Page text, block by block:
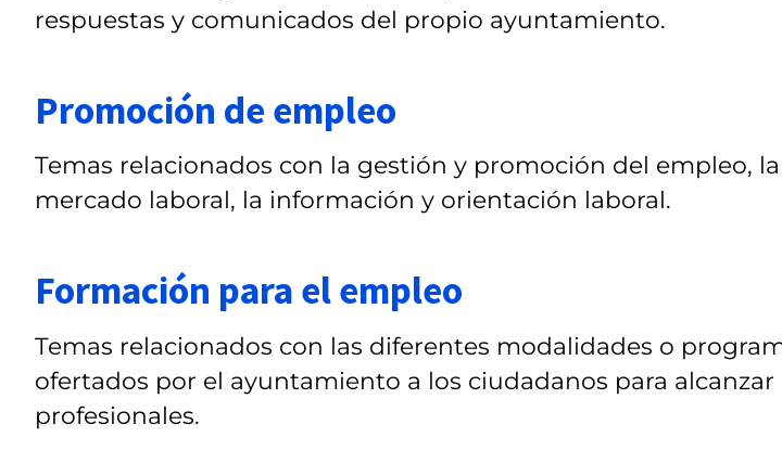
respuestas y comunicados del propio ayuntamiento.
Promoción de empleo
Temas relacionados con la gestión y promoción del empleo,
mercado laboral, la información y orientación laboral.
Formación para el empleo
Temas relacionados con las diferentes modalidades o
ofertados por el ayuntamiento a los ciudadanos para alcanzar
profesionales.